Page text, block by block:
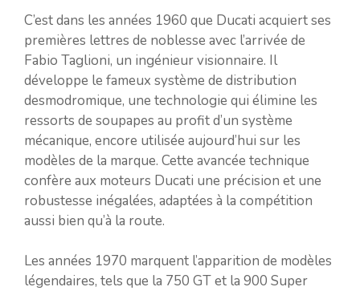
C’est dans les années 1960 que Ducati acquiert ses
premières lettres de noblesse avec l’arrivée de
Fabio Taglioni, un ingénieur visionnaire. Il
développe le fameux système de distribution
desmodromique, une technologie qui élimine les
ressorts de soupapes au profit d’un système
mécanique, encore utilisée aujourd’hui sur les
modèles de la marque. Cette avancée technique
confère aux moteurs Ducati une précision et une
robustesse inégalées, adaptées à la compétition
aussi bien qu’à la route.
Les années 1970 marquent l’apparition de modèles
légendaires, tels que la 750 GT et la 900 Super